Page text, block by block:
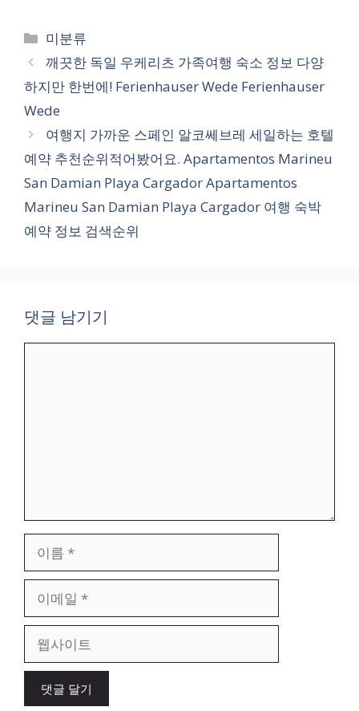
카
테
고
리
미분류
깨끗한 독일 우케리츠 가족여행 숙소 정보 다양
하지만 한번에! Ferienhauser Wede Ferienhauser
Wede
여행지 가까운 스페인 알코쎄브레 세일하는 호텔
예약 추천순위적어봤어요. Apartamentos Marineu
San Damian Playa Cargador Apartamentos
Marineu San Damian Playa Cargador 여행 숙박
예약 정보 검색순위
댓글 남기기
일
이